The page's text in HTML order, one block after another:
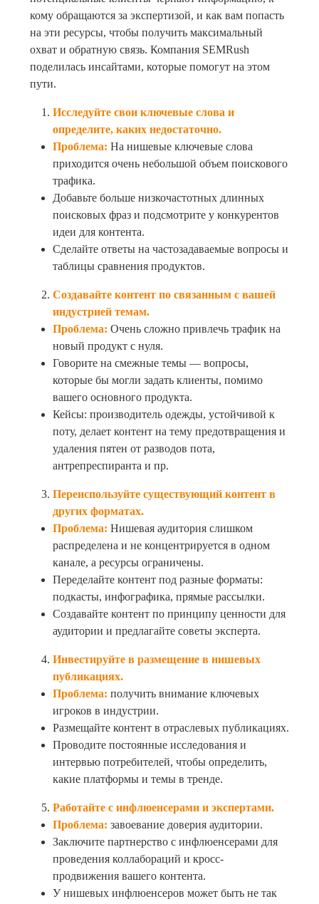
кому обращаются за экспертизой, и как вам попасть
на эти ресурсы, чтобы получить максимальный
охват и обратную связь. Компания SEMRush
поделилась инсайтами, которые помогут на этом
пути.
Исследуйте свои ключевые слова и
определите, каких недостаточно.
Проблема: На нишевые ключевые слова
приходится очень небольшой объем поискового
трафика.
Добавьте больше низкочастотных длинных
поисковых фраз и подсмотрите у конкурентов
идеи для контента.
Сделайте ответы на частозадаваемые вопросы и
таблицы сравнения продуктов.
Создавайте контент по связанным с вашей
индустрией темам.
Проблема: Очень сложно привлечь трафик на
новый продукт с нуля.
Говорите на смежные темы — вопросы,
которые бы могли задать клиенты, помимо
вашего основного продукта.
Кейсы: производитель одежды, устойчивой к
поту, делает контент на тему предотвращения и
удаления пятен от разводов пота,
антрепреспиранта и пр.
Переиспользуйте существующий контент в
других форматах.
Проблема: Нишевая аудитория слишком
распределена и не концентрируется в одном
канале, а ресурсы ограничены.
Переделайте контент под разные форматы:
подкасты, инфографика, прямые рассылки.
Создавайте контент по принципу ценности для
аудитории и предлагайте советы эксперта.
Инвестируйте в размещение в нишевых
публикациях.
Проблема: получить внимание ключевых
игроков в индустрии.
Размещайте контент в отраслевых публикациях.
Проводите постоянные исследования и
интервью потребителей, чтобы определить,
какие платформы и темы в тренде.
Работайте с инфлюенсерами и экспертами.
Проблема: завоевание доверия аудитории.
Заключите партнерство с инфлюенсерами для
проведения коллабораций и кросс-
продвижения вашего контента.
У нишевых инфлюенсеров может быть не так